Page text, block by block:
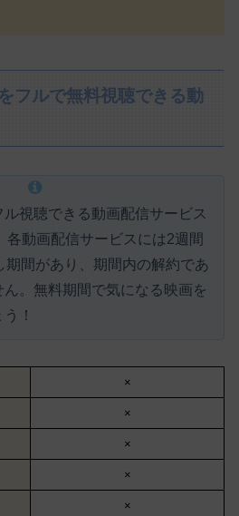
フルで無料視聴できる動
視聴できる動画配信サービス
各動画配信サービスには2週間
期間があり、期間内の解約であ
。 無料期間で気になる映画を
！
×
×
×
×
×